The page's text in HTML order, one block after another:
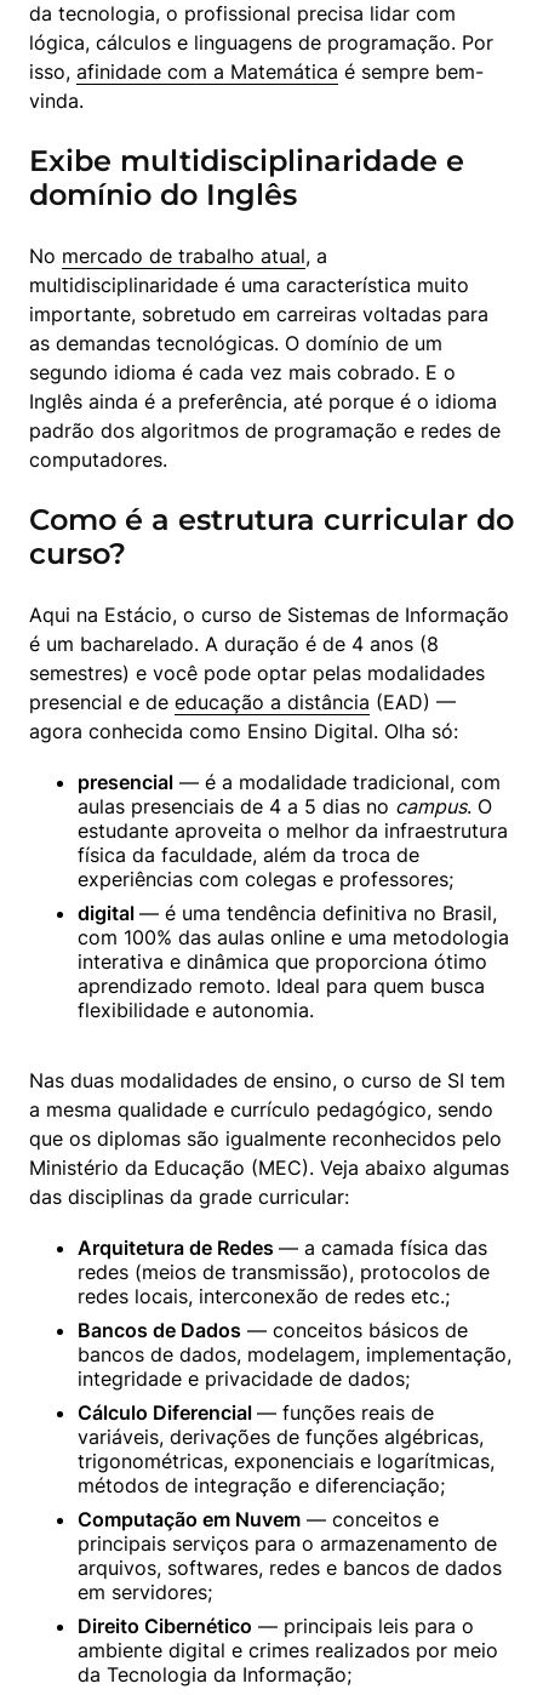
da tecnologia, o profissional precisa lidar com
lógica, cálculos e linguagens de programação. Por
isso, afinidade com a Matemática é sempre bem-
vinda.
Exibe multidisciplinaridade e
domínio do Inglês
No mercado de trabalho atual, a
multidisciplinaridade é uma característica muito
importante, sobretudo em carreiras voltadas para
as demandas tecnológicas. O domínio de um
segundo idioma é cada vez mais cobrado. E o
Inglês ainda é a preferência, até porque é o idioma
padrão dos algoritmos de programação e redes de
computadores.
Como é a estrutura curricular do
curso?
Aqui na Estácio, o curso de Sistemas de Informação
é um bacharelado. A duração é de 4 anos (8
semestres) e você pode optar pelas modalidades
presencial e de educação a distância (EAD) —
agora conhecida como Ensino Digital. Olha só:
presencial — é a modalidade tradicional, com
aulas presenciais de 4 a 5 dias no campus. O
estudante aproveita o melhor da infraestrutura
física da faculdade, além da troca de
experiências com colegas e professores;
digital — é uma tendência definitiva no Brasil,
com 100% das aulas online e uma metodologia
interativa e dinâmica que proporciona ótimo
aprendizado remoto. Ideal para quem busca
flexibilidade e autonomia.
Nas duas modalidades de ensino, o curso de SI tem
a mesma qualidade e currículo pedagógico, sendo
que os diplomas são igualmente reconhecidos pelo
Ministério da Educação (MEC). Veja abaixo algumas
das disciplinas da grade curricular:
Arquitetura de Redes — a camada física das
redes (meios de transmissão), protocolos de
redes locais, interconexão de redes etc.;
Bancos de Dados — conceitos básicos de
bancos de dados, modelagem, implementação,
integridade e privacidade de dados;
Cálculo Diferencial — funções reais de
variáveis, derivações de funções algébricas,
trigonométricas, exponenciais e logarítmicas,
métodos de integração e diferenciação;
Computação em Nuvem — conceitos e
principais serviços para o armazenamento de
arquivos, softwares, redes e bancos de dados
em servidores;
Direito Cibernético — principais leis para o
ambiente digital e crimes realizados por meio
da Tecnologia da Informação;